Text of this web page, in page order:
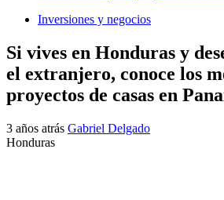
Inversiones y negocios
Si vives en Honduras y
el extranjero, conoce los
proyectos de casas en
3 años atrás Gabriel Delgado
Honduras